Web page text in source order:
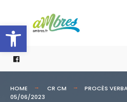
Ouvrir la barre d’outils
to
content
HOME CR CM
PROCÈS
05/06/2023
for: